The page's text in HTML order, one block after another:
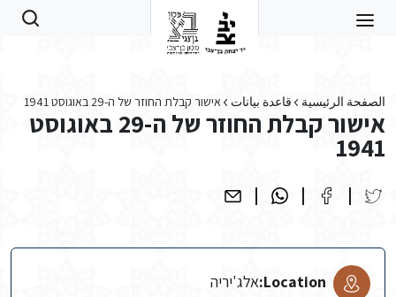
الصفحة الرئيسية قاعدة بيانات אישור קבלת החוזר של ה-29 באוגוסט 1941
אישור קבלת החוזר של ה-29 באוגוסט
1941
Location: אלג'יריה